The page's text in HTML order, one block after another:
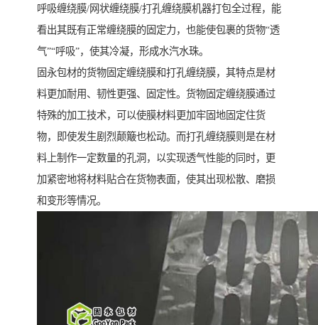
呼吸缠绕膜/网状缠绕膜/打孔缠绕膜机器打包全过程，能
看出其既有正常缠绕膜的固定力，也能使包裹的货物“透
气”“呼吸”，使其冷凝，形成水汽水珠。
固永包材的货物固定缠绕膜和打孔缠绕膜，其特点是材
料更加耐用、韧性更强、固定性。货物固定缠绕膜通过
特殊的加工技术，可以使膜材料更加牢固地固定住货
物，即使发生剧烈颠簸也松动。而打孔缠绕膜则是在材
料上制作一定数量的孔洞，以实现透气性能的同时，更
加紧密地将材料贴合在货物表面，使其出现松散、磨损
和变形等情况。